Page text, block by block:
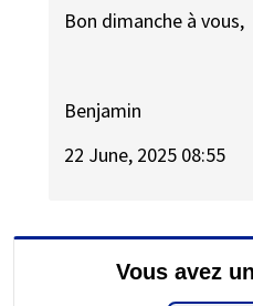
Bon dimanche à vous,
Benjamin
22 June, 2025 08:55
Vous avez